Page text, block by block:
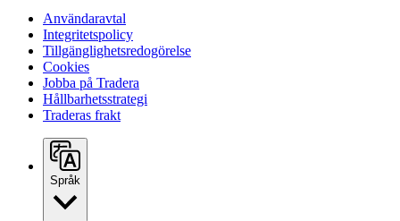
Användaravtal
Integritetspolicy
Tillgänglighetsredogörelse
Cookies
Jobba på Tradera
Hållbarhetsstrategi
Traderas frakt
Språk